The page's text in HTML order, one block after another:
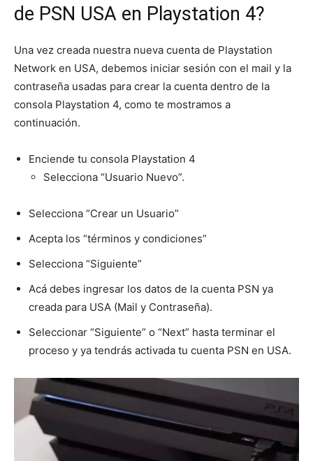
de PSN USA en Playstation 4?
Una vez creada nuestra nueva cuenta de Playstation
Network en USA, debemos iniciar sesión con el mail y la
contraseña usadas para crear la cuenta dentro de la
consola Playstation 4, como te mostramos a
continuación.
Enciende tu consola Playstation 4
Selecciona “Usuario Nuevo”.
Selecciona “Crear un Usuario”
Acepta los “términos y condiciones”
Selecciona “Siguiente”
Acá debes ingresar los datos de la cuenta PSN ya
creada para USA (Mail y Contraseña).
Seleccionar “Siguiente” o “Next” hasta terminar el
proceso y ya tendrás activada tu cuenta PSN en USA.